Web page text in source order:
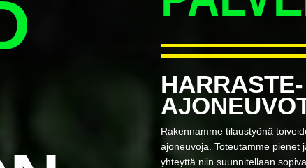
Rakennamme tilaustyönä
ajoneuvoja. Toteutamme pienet
yhteyttä niin suunnitellaan